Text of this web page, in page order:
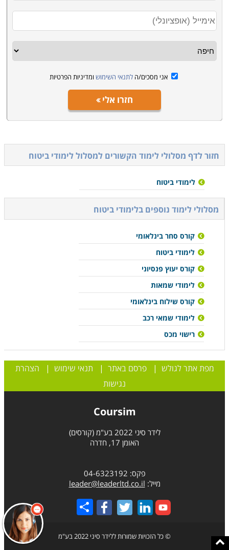
אני מסכים/ה לתנאי השימוש ומדיניות הפרטיות
חזרו אלי
חזור לדף מסלולי לימוד הקשורים למסלול לימודי ביטוח
לימודי ביטוח
מסלולי לימוד נוספים בלימודי ביטוח
קורס סחר בינלאומי
לימודי ביטוח
קורס יעוץ פנסיוני
לימודי שמאות
קורס שילוח בינלאומי
לימודי שמאי רכב
רישוי מכס
מפת אתר לגולש |פרסם באתר | תנאי שימוש | הצהרת
נגישות
Coursim
לידר סיני 2022 בע"מ (קורסים)
האומן 17, חדרה
פקס: 04-6323192
מייל: leader@leaderltd.co.il
Share
© כל הזכויות שמורות ללידר סיני 2022 בע"מ